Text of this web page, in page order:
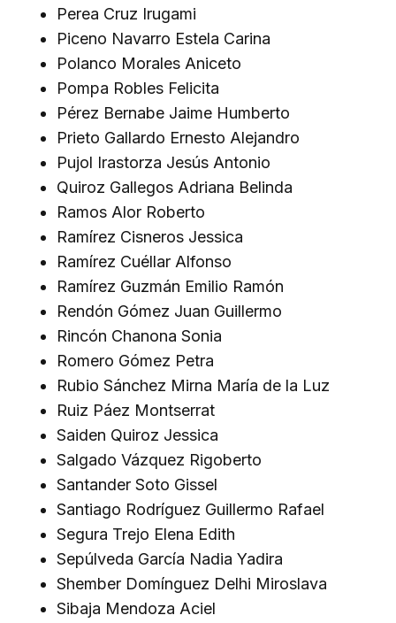
Perea Cruz Irugami
Piceno Navarro Estela Carina
Polanco Morales Aniceto
Pompa Robles Felicita
Pérez Bernabe Jaime Humberto
Prieto Gallardo Ernesto Alejandro
Pujol Irastorza Jesús Antonio
Quiroz Gallegos Adriana Belinda
Ramos Alor Roberto
Ramírez Cisneros Jessica
Ramírez Cuéllar Alfonso
Ramírez Guzmán Emilio Ramón
Rendón Gómez Juan Guillermo
Rincón Chanona Sonia
Romero Gómez Petra
Rubio Sánchez Mirna María de la Luz
Ruiz Páez Montserrat
Saiden Quiroz Jessica
Salgado Vázquez Rigoberto
Santander Soto Gissel
Santiago Rodríguez Guillermo Rafael
Segura Trejo Elena Edith
Sepúlveda García Nadia Yadira
Shember Domínguez Delhi Miroslava
Sibaja Mendoza Aciel